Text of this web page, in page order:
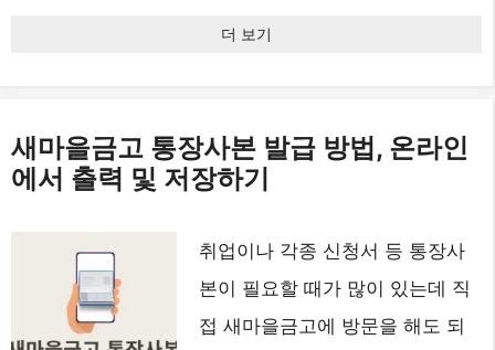
더 보기
새마을금고 통장사본 발급 방법, 온라인
에서 출력 및 저장하기
취업이나 각종 신청서 등 통장사
본이 필요할 때가 많이 있는데 직
접 새마을금고에 방문을 해도 되